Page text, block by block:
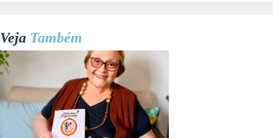
Veja Também